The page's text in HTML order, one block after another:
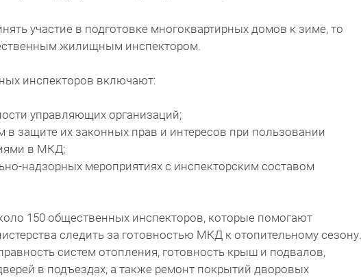
участие в подготовке многоквартирных домов к зиме, то
жилищным инспектором.
инспекторов включают:
управляющих организаций;
защите их законных прав и интересов при пользовании
в МКД;
надзорных мероприятиях с инспекторским составом
150 общественных инспекторов, которые помогают
следить за готовностью МКД к отопительному сезону.
систем отопления, готовность крыш и подвалов,
в подъездах, а также ремонт покрытий дворовых